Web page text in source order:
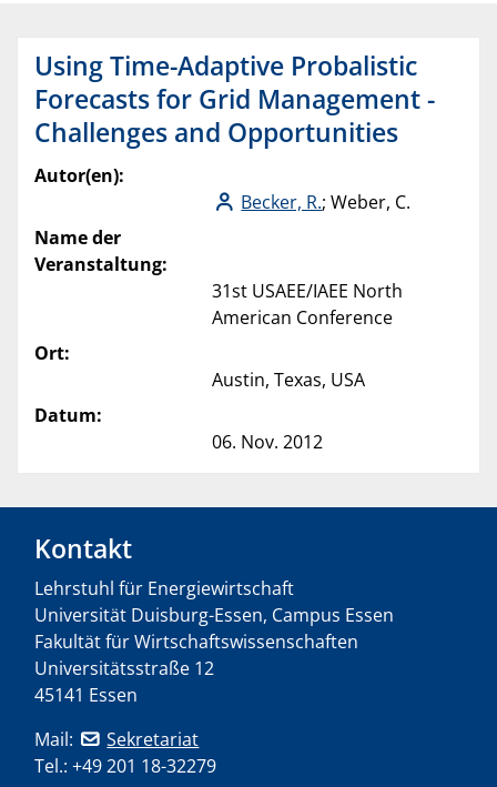
Using Time-Adaptive Probalistic
Forecasts for Grid Management -
Challenges and Opportunities
Autor(en):
Becker, R.; Weber, C.
Name der
Veranstaltung:
31st USAEE/IAEE North
American Conference
Ort:
Austin, Texas, USA
Datum:
06. Nov. 2012
Kontakt
Lehrstuhl für Energiewirtschaft
Universität Duisburg-Essen, Campus Essen
Fakultät für Wirtschaftswissenschaften
Universitätsstraße 12
45141 Essen
Mail:
Sekretariat
Tel.: +49 201 18-32279